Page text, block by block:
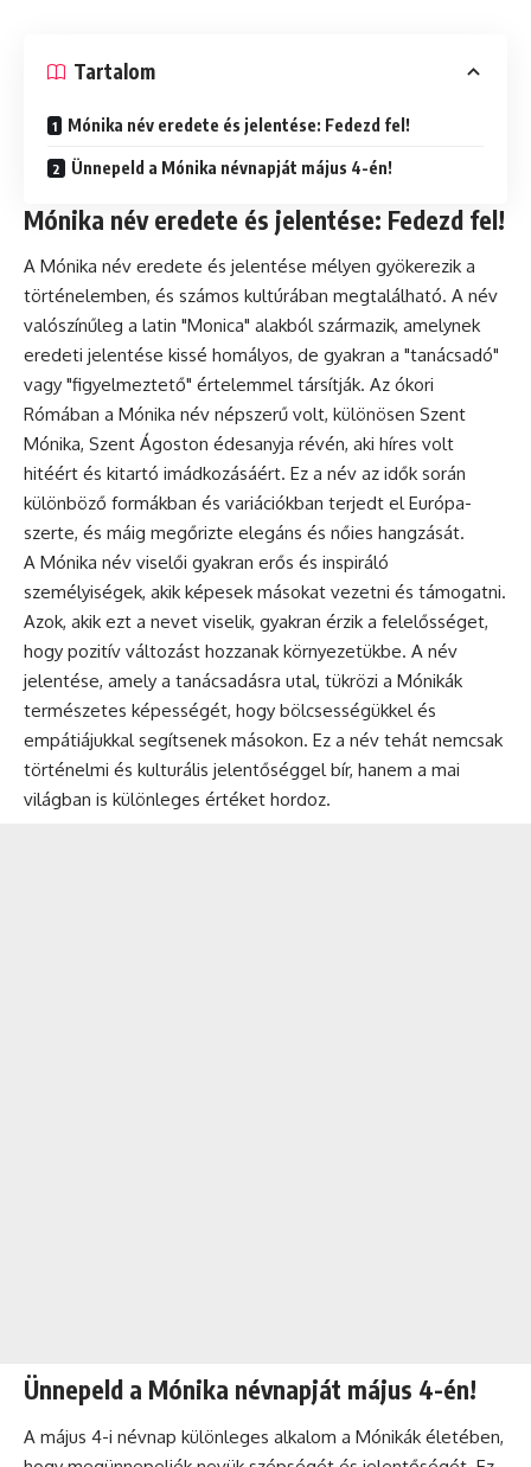
Tartalom
Mónika név eredete és jelentése: Fedezd fel!
Ünnepeld a Mónika névnapját május 4-én!
Mónika név eredete és jelentése: Fedezd fel!
A Mónika név eredete és jelentése mélyen gyökerezik a
történelemben, és számos kultúrában megtalálható. A név
valószínűleg a latin "Monica" alakból származik, amelynek
eredeti jelentése kissé homályos, de gyakran a "tanácsadó"
vagy "figyelmeztető" értelemmel társítják. Az ókori
Rómában a Mónika név népszerű volt, különösen Szent
Mónika, Szent Ágoston édesanyja révén, aki híres volt
hitéért és kitartó imádkozásáért. Ez a név az idők során
különböző formákban és variációkban terjedt el Európa-
szerte, és máig megőrizte elegáns és nőies hangzását.
A Mónika név viselői gyakran erős és inspiráló
személyiségek, akik képesek másokat vezetni és támogatni.
Azok, akik ezt a nevet viselik, gyakran érzik a felelősséget,
hogy pozitív változást hozzanak környezetükbe. A név
jelentése, amely a tanácsadásra utal, tükrözi a Mónikák
természetes képességét, hogy bölcsességükkel és
empátiájukkal segítsenek másokon. Ez a név tehát nemcsak
történelmi és kulturális jelentőséggel bír, hanem a mai
világban is különleges értéket hordoz.
Ünnepeld a Mónika névnapját május 4-én!
A május 4-i névnap különleges alkalom a Mónikák életében,